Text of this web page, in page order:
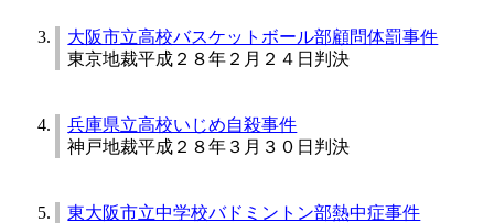
大阪市立高校バスケットボール部顧問体罰事件
東京地裁平成２８年２月２４日判決
兵庫県立高校いじめ自殺事件
神戸地裁平成２８年３月３０日判決
東大阪市立中学校バドミントン部熱中症事件